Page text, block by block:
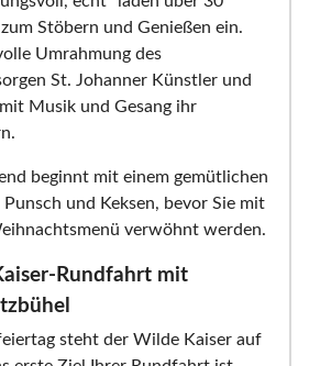
Stöbern und Genießen ein.
Umrahmung des
St. Johanner Künstler und
Musik und Gesang ihr
beginnt mit einem gemütlichen
Punsch und Keksen, bevor Sie mit
verwöhnt werden.
Rundfahrt mit
steht der Wilde Kaiser auf